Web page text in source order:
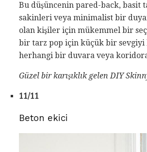
Bu düşüncenin pared-back, basit
sakinleri veya minimalist bir
olan kişiler için mükemmel bir
bir tarz pop için küçük bir
herhangi bir duvara veya
Güzel bir karışıklık gelen DIY
11/11
Beton ekici